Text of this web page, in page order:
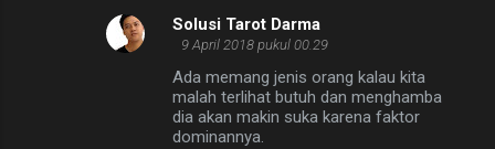
Solusi Tarot Darma
9 April 2018 pukul 00.29
Ada memang jenis orang kalau kita
malah terlihat butuh dan menghamba
dia akan makin suka karena faktor
dominannya.